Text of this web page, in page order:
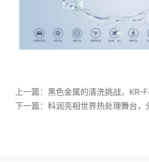
上一篇：黑色金属的清洗挑战，KR-
下一篇：科润亮相世界热处理舞台